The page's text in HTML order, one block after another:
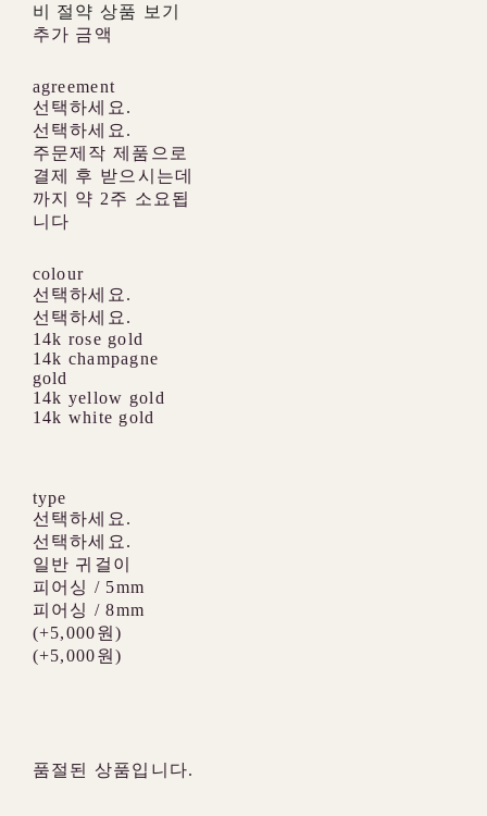
비 절약 상품 보기
추가 금액
agreement
선택하세요.
선택하세요.
주문제작 제품으로
결제 후 받으시는데
까지 약 2주 소요됩
니다
colour
선택하세요.
선택하세요.
14k rose gold
14k champagne
gold
14k yellow gold
14k white gold
type
선택하세요.
선택하세요.
일반 귀걸이
피어싱 / 5mm
피어싱 / 8mm
(+5,000원)
(+5,000원)
품절된 상품입니다.